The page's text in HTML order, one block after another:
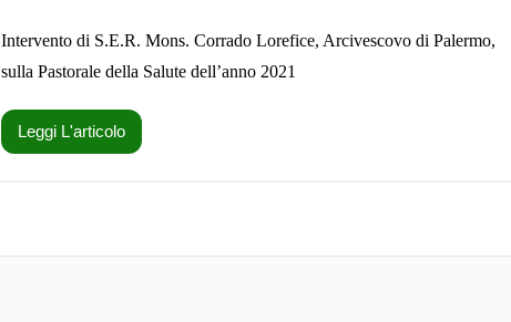
a
F
r
Intervento di S.E.R. Mons. Corrado Lorefice, Arcivescovo di Palermo,
sulla Pastorale della Salute dell’anno 2021
Leggi L'articolo